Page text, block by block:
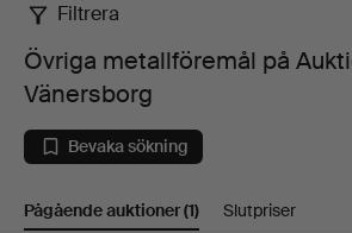
Övriga
metallföremål
på
Auktionsmagasinet
Filtrera
Övriga metallföremål på
Vänersborg
Bevaka sökning
Pågående auktioner(1) Slutpriser